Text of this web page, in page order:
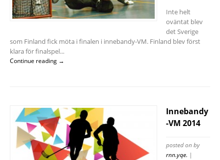
Inte helt
oväntat blev
det Sverige
som Finland fick möta i finalen i innebandy-VM. Finland blev först
klara för finalspel...
Continue reading →
Innebandy
-VM 2014
posted onby
rnn.yqe. |